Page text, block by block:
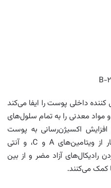
داخلی پوست را ایفا می‌کند
معدنی را به تمام سلول‌های
اکسیژن‌رسانی به پوست
می‌شود. این سبزی مفید سرشار از ویتامین‌های A و C، و آنتی
رادیکال‌های آزاد مضر و از بین
کمک می‌کنند.